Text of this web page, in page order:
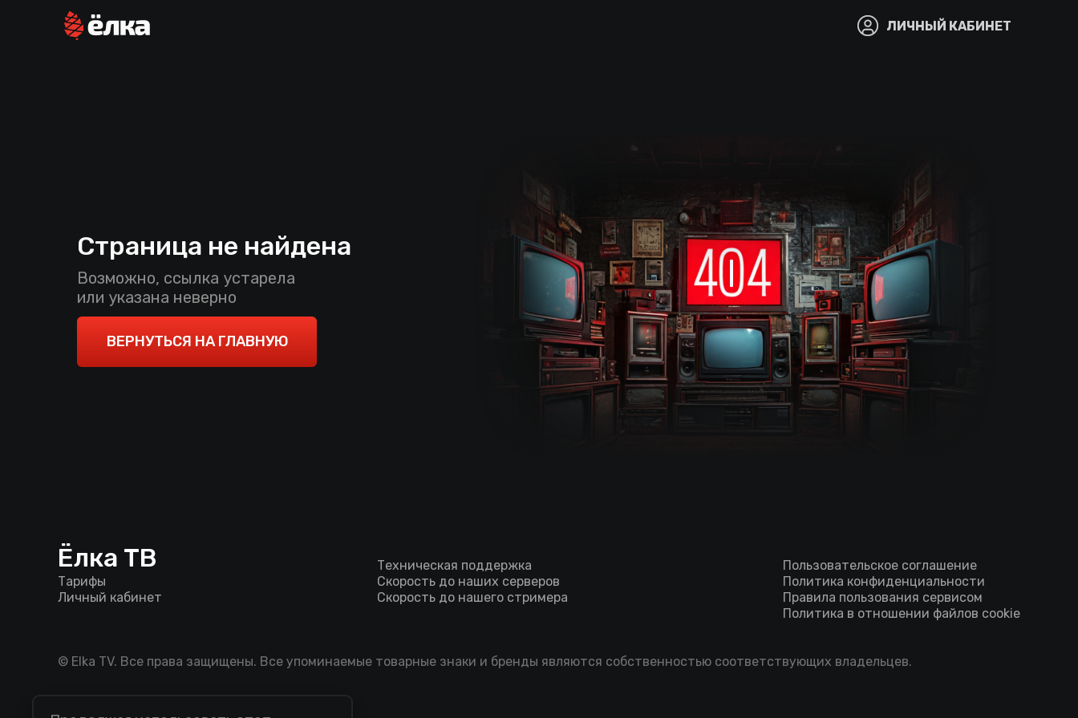
ЛИЧНЫЙ КАБИНЕТ
Страница не найдена
Возможно, ссылка устарела
или указана неверно
ВЕРНУТЬСЯ НА ГЛАВНУЮ
Ёлка ТВ
Тарифы
Личный кабинет
Техническая поддержка
Скорость до наших серверов
Скорость до нашего стримера
Пользовательское соглашение
Политика конфиденциальности
Правила пользования сервисом
Политика в отношении файлов cookie
© Elka TV. Все права защищены. Все упоминаемые товарные знаки и бренды являются собственностью соответствующих владельцев.